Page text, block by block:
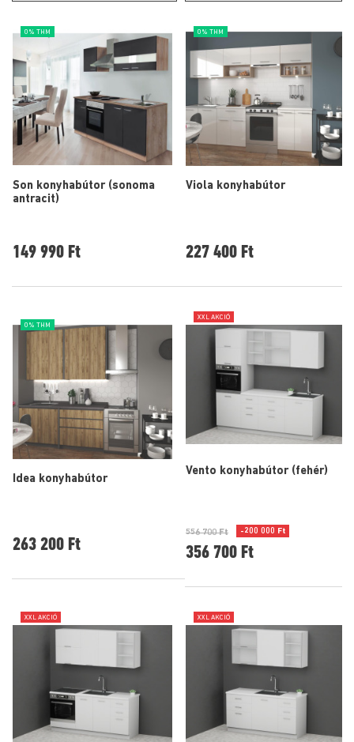
0% THM
Son konyhabútor (sonoma
antracit)
149 990 Ft
0% THM
Viola konyhabútor
227 400 Ft
0% THM
Idea konyhabútor
263 200 Ft
XXL AKCIÓ
Vento konyhabútor (fehér)
556 700 Ft -200 000 Ft
356 700 Ft
XXL AKCIÓ XXL AKCIÓ